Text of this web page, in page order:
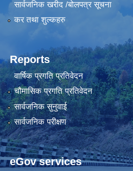
सार्वजनिक खरीद /बोलपत्र सूचना
कर तथा शुल्कहरु
Reports
वार्षिक प्रगति प्रतिवेदन
चौमासिक प्रगति प्रतिवेदन
सार्वजनिक सुनुवाई
सार्वजनिक परीक्षण
eGov services